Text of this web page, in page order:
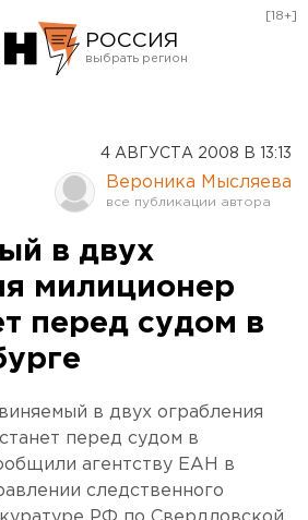
РОССИЯ
Оренбург
[18+]
4 АВГУСТА 2008 В 13:13
Вероника Мысляева
в двух
милиционер
перед судом в
в двух ограбления
перед судом в
агентству ЕАН в
следственного